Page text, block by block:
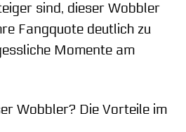
sind, dieser Wobbler
Fangquote deutlich zu
Momente am
Wobbler? Die Vorteile im